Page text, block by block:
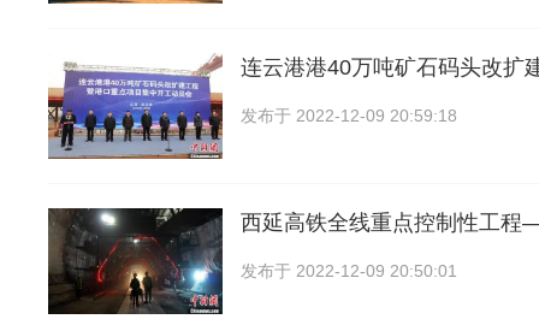
连云港港40万吨矿石码头改扩
发布于 2022-12-09 20:59:18
西延高铁全线重点控制性工
发布于 2022-12-09 20:50:01